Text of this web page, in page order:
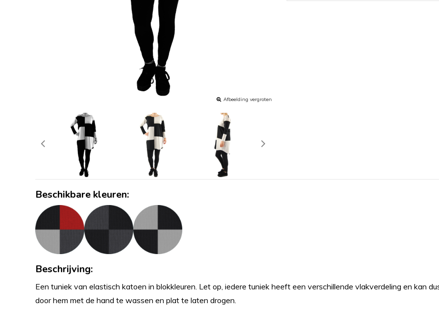
Afbeelding vergroten
Beschikbare kleuren:
Beschrijving:
Een tuniek van elastisch katoen in blokkleuren. Let op, iedere tuniek heeft een verschillende vlakverdeling en kan
door hem met de hand te wassen en plat te laten drogen.